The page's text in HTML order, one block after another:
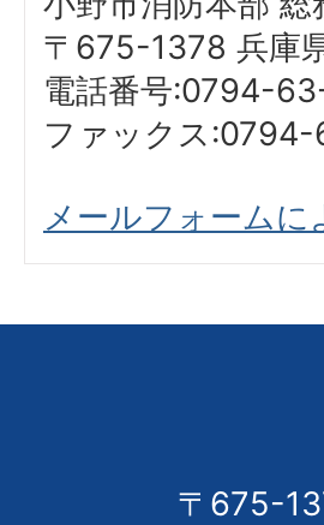
〒675-1378 兵庫
電話番号:0794-
ファックス
メールフォーム
〒675-